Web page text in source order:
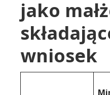
jako
wniosek